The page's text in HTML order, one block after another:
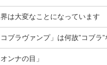
は大変なことになっています
ブラヴァンプ」は何故”コブラ”
ンナの目」